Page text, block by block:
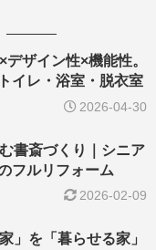
デザイン性×機能性。
イレ・浴室・脱衣室
2026-04-30
書斎づくり｜シニア
フルリフォーム
2026-02-09
」を「暮らせる家」